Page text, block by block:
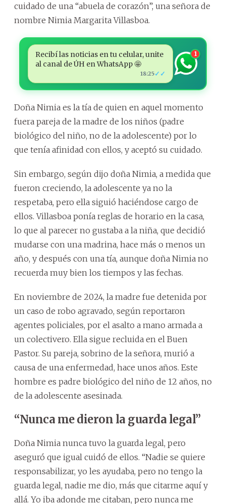
cuidado de una “abuela de corazón”, una señora de
nombre Nimia Margarita Villasboa.
Recibí las noticias en tu celular, unite
al canal de ÚH en WhatsApp 🤩
18:25✓✓
1
Doña Nimia es la tía de quien en aquel momento
fuera pareja de la madre de los niños (padre
biológico del niño, no de la adolescente) por lo
que tenía afinidad con ellos, y aceptó su cuidado.
Sin embargo, según dijo doña Nimia, a medida que
fueron creciendo, la adolescente ya no la
respetaba, pero ella siguió haciéndose cargo de
ellos. Villasboa ponía reglas de horario en la casa,
lo que al parecer no gustaba a la niña, que decidió
mudarse con una madrina, hace más o menos un
año, y después con una tía, aunque doña Nimia no
recuerda muy bien los tiempos y las fechas.
En noviembre de 2024, la madre fue detenida por
un caso de robo agravado, según reportaron
agentes policiales, por el asalto a mano armada a
un colectivero. Ella sigue recluida en el Buen
Pastor. Su pareja, sobrino de la señora, murió a
causa de una enfermedad, hace unos años. Este
hombre es padre biológico del niño de 12 años, no
de la adolescente asesinada.
“Nunca me dieron la guarda legal”
Doña Nimia nunca tuvo la guarda legal, pero
aseguró que igual cuidó de ellos. “Nadie se quiere
responsabilizar, yo les ayudaba, pero no tengo la
guarda legal, nadie me dio, más que citarme aquí y
allá. Yo iba adonde me citaban, pero nunca me